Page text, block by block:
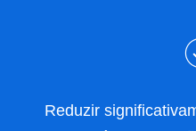
Reduzir